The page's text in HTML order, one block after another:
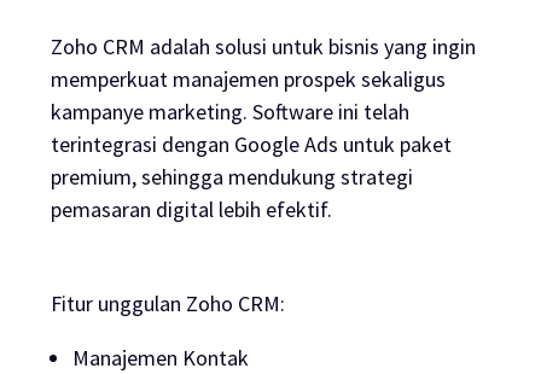
Zoho CRM adalah solusi untuk bisnis yang ingin
memperkuat manajemen prospek sekaligus
kampanye marketing. Software ini telah
terintegrasi dengan Google Ads untuk paket
premium, sehingga mendukung strategi
pemasaran digital lebih efektif.
Fitur unggulan Zoho CRM:
Manajemen Kontak